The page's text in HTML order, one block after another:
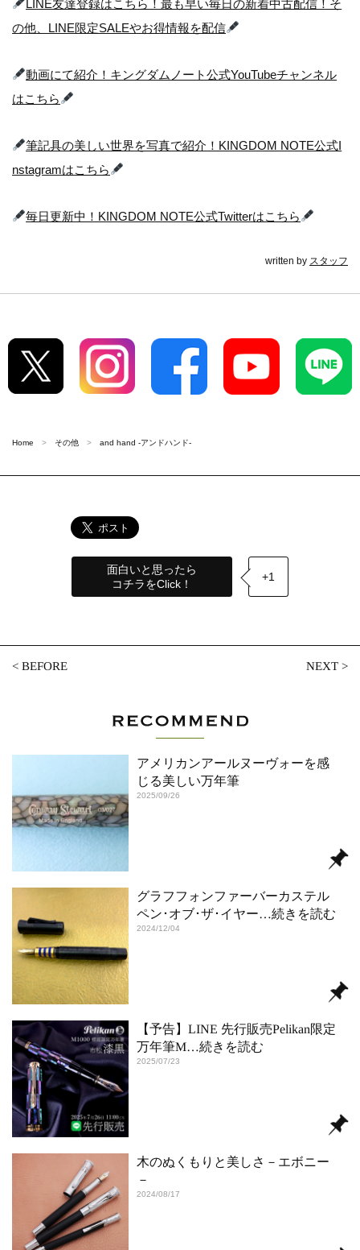
LINE友達登録はこちら！最も早い毎日の新着中古配信！そ
の他、LINE限定SALEやお得情報を配信
動画にて紹介！キングダムノート公式YouTubeチャンネル
はこちら
筆記具の美しい世界を写真で紹介！KINGDOM NOTE公式I
nstagramはこちら
毎日更新中！KINGDOM NOTE公式Twitterはこちら
written by スタッフ
Home その他 and hand -アンドハンド-
面白いと思ったら
コチラをClick！
+1
<BEFORE NEXT>
アメリカンアールヌーヴォーを感
じる美しい万年筆
2025/09/26
グラフフォンファーバーカステル
ペン･オブ･ザ･イヤー…続きを読む
2024/12/04
【予告】LINE 先行販売Pelikan限定
万年筆M…続きを読む
2025/07/23
木のぬくもりと美しさ－エボニー
－
2024/08/17